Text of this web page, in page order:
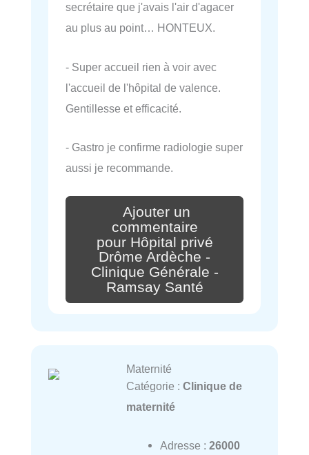
secrétaire que j'avais l'air d'agacer
au plus au point… HONTEUX.
- Super accueil rien à voir avec
l'accueil de l'hôpital de valence.
Gentillesse et efficacité.
- Gastro je confirme radiologie super
aussi je recommande.
Ajouter un
commentaire
pour Hôpital privé
Drôme Ardèche -
Clinique Générale -
Ramsay Santé
Maternité
Catégorie : Clinique de
maternité
Adresse : 26000